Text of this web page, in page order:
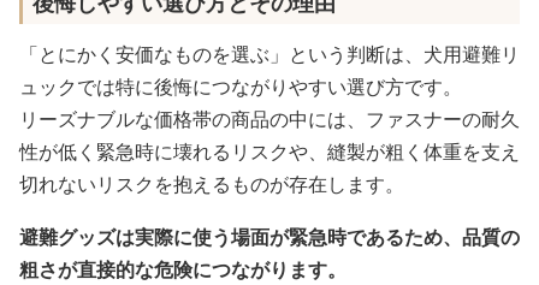
「とにかく安価なものを選ぶ」という判断は、犬用避難リ
ュックでは特に後悔につながりやすい選び方です。
リーズナブルな価格帯の商品の中には、ファスナーの耐久
性が低く緊急時に壊れるリスクや、縫製が粗く体重を支え
切れないリスクを抱えるものが存在します。
避難グッズは実際に使う場面が緊急時であるため、品質の
粗さが直接的な危険につながります。